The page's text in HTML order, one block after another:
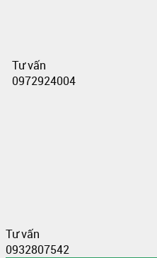
Tư vấn
0972924004
Tư vấn
0932807542